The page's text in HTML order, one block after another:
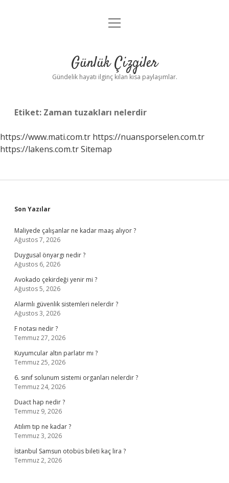
Anasayfa
Yasal Uyarı
menüyü
Günlük Çizgiler
Gündelik hayatı ilginç kılan kısa paylaşımlar.
Etiket: Zaman tuzakları nelerdir
https://www.mati.com.tr https://nuansporselen.com.tr
https://lakens.com.trSitemap
Sidebar
Son Yazılar
Maliyede çalışanlar ne kadar maaş alıyor ?
Ağustos 7, 2026
Duygusal önyargı nedir ?
Ağustos 6, 2026
Avokado çekirdeği yenir mi ?
Ağustos 5, 2026
Alarmlı güvenlik sistemleri nelerdir ?
Ağustos 3, 2026
F notası nedir ?
Temmuz 27, 2026
Kuyumcular altın parlatır mı ?
Temmuz 25, 2026
6. sınıf solunum sistemi organları nelerdir ?
Temmuz 24, 2026
Duact hap nedir ?
Temmuz 9, 2026
Atılım tıp ne kadar ?
Temmuz 3, 2026
İstanbul Samsun otobüs bileti kaç lira ?
Temmuz 2, 2026